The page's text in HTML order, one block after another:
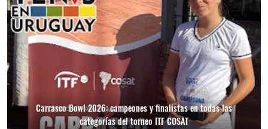
Carrasco Bowl 2026: campeones y finalistas en todas las
categorías del torneo ITF COSAT